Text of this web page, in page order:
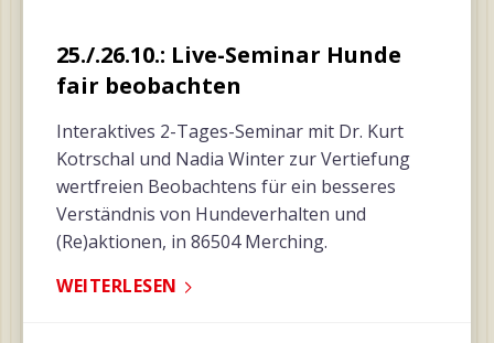
25./.26.10.: Live-Seminar Hunde
fair beobachten
Interaktives 2-Tages-Seminar mit Dr. Kurt
Kotrschal und Nadia Winter zur Vertiefung
wertfreien Beobachtens für ein besseres
Verständnis von Hundeverhalten und
(Re)aktionen, in 86504 Merching.
WEITERLESEN